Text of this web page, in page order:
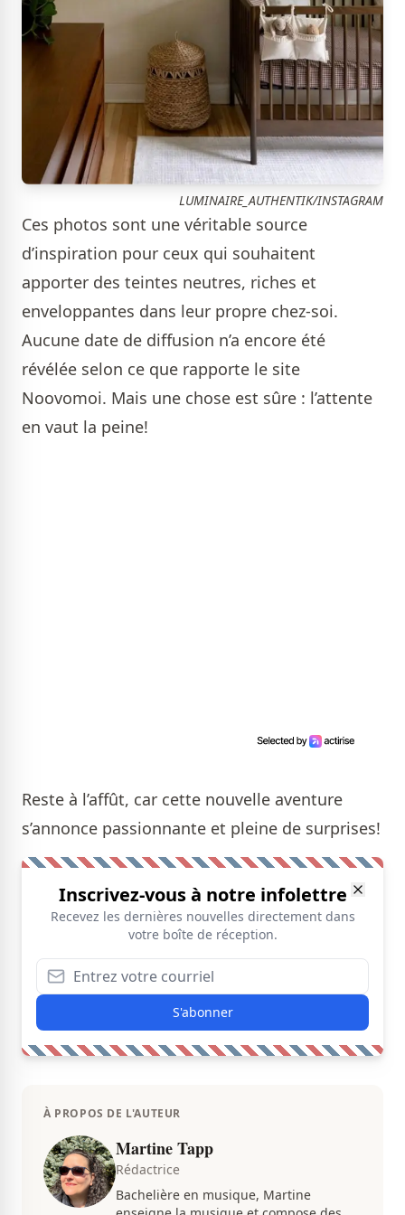
LUMINAIRE_AUTHENTIK/INSTAGRAM
Ces photos sont une véritable source
d’inspiration pour ceux qui souhaitent
apporter des teintes neutres, riches et
enveloppantes dans leur propre chez-soi.
Aucune date de diffusion n’a encore été
révélée selon ce que rapporte le site
Noovomoi. Mais une chose est sûre : l’attente
en vaut la peine!
Reste à l’affût, car cette nouvelle aventure
s’annonce passionnante et pleine de surprises!
Inscrivez-vous à notre infolettre
Recevez les dernières nouvelles directement dans
votre boîte de réception.
S'abonner
À PROPOS DE L'AUTEUR
Martine Tapp
Rédactrice
Bachelière en musique, Martine